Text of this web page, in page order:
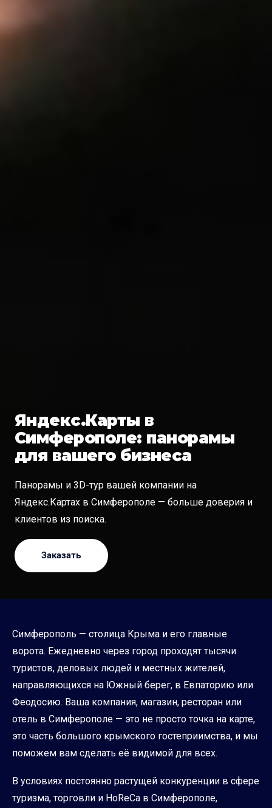
Яндекс.Карты в
Симферополе: панорамы
для вашего бизнеса
Панорамы и 3D-тур вашей компании на
Яндекс.Картах в Симферополе — больше доверия и
клиентов из поиска.
Заказать
Симферополь — столица Крыма и его главные
ворота. Ежедневно через город проходят тысячи
туристов, деловых людей и местных жителей,
направляющихся на Южный берег, в Евпаторию или
Феодосию. Ваша компания, магазин, ресторан или
отель в Симферополе — это не просто точка на карте,
это часть большого крымского гостеприимства, и мы
поможем вам сделать её видимой для всех.
В условиях постоянно растущей конкуренции в сфере
туризма, торговли и HoReCa в Симферополе,